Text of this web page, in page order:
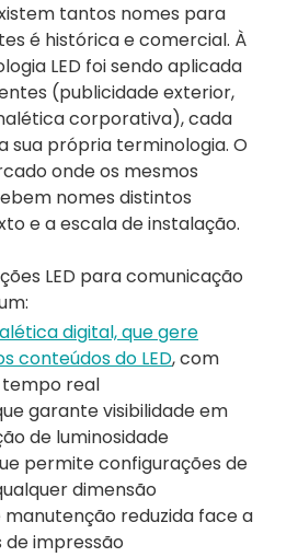
tantos nomes para
é histórica e comercial. À
LED foi sendo aplicada
(publicidade exterior,
corporativa), cada
sua própria terminologia. O
onde os mesmos
nomes distintos
e a escala de instalação.
LED para comunicação
digital, que gere
conteúdos do LED, com
real
garante visibilidade em
de luminosidade
permite configurações de
dimensão
manutenção reduzida face a
impressão